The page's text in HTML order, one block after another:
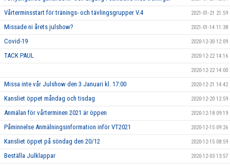
Vårterminsstart för tränings- och tävlingsgrupper V.4 2021-01-21 21:59
Missade ni årets julshow? 2021-01-14 11:38
Covid-19 2020-12-30 12:09
TACK PAUL 2020-12-22 14:16
2020-12-22 14:00
Missa inte vår Julshow den 3 Januari kl. 17:00 2020-12-21 14:42
Kansliet öppet måndag och tisdag 2020-12-20 12:59
Anmälan för vårterminen 2021 är öppen 2020-12-18 09:19
Påminnelse Anmälningsinformation inför VT2021 2020-12-15 09:26
Kansliet öppet på söndag den 20/12 2020-12-15 08:59
Beställa Julklappar 2020-12-03 13:57